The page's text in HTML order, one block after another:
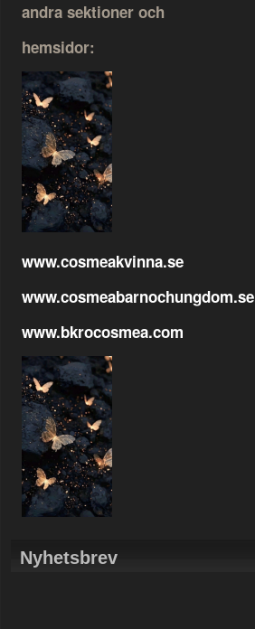
andra sektioner och
hemsidor:
www.cosmeakvinna.se
www.cosmeabarnochungdom.se
www.bkrocosmea.com
Nyhetsbrev